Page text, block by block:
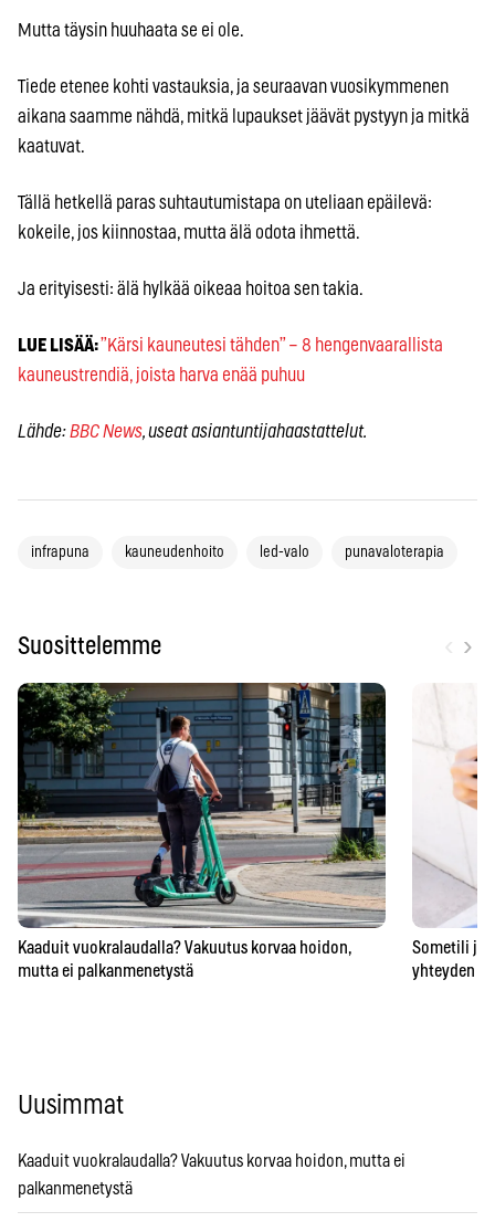
Mutta täysin huuhaata se ei ole.
Tiede etenee kohti vastauksia, ja seuraavan vuosikymmenen
aikana saamme nähdä, mitkä lupaukset jäävät pystyyn ja mitkä
kaatuvat.
Tällä hetkellä paras suhtautumistapa on uteliaan epäilevä:
kokeile, jos kiinnostaa, mutta älä odota ihmettä.
Ja erityisesti: älä hylkää oikeaa hoitoa sen takia.
LUE LISÄÄ:”Kärsi kauneutesi tähden” – 8 hengenvaarallista
kauneustrendiä, joista harva enää puhuu
Lähde:BBC News, useat asiantuntijahaastattelut.
infrapuna kauneudenhoito led-valo punavaloterapia
Suosittelemme ›
Kaaduit vuokralaudalla? Vakuutus korvaa hoidon,
mutta ei palkanmenetystä
Sometili jo
yhteyden
Uusimmat
Kaaduit vuokralaudalla? Vakuutus korvaa hoidon, mutta ei
palkanmenetystä